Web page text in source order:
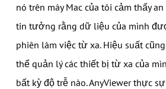
nó trên máy Mac của tôi cảm thấy
tin tưởng rằng dữ liệu của mình
phiên làm việc từ xa. Hiệu suất
thể quản lý các thiết bị từ xa của
bất kỳ độ trễ nào. AnyViewer thực